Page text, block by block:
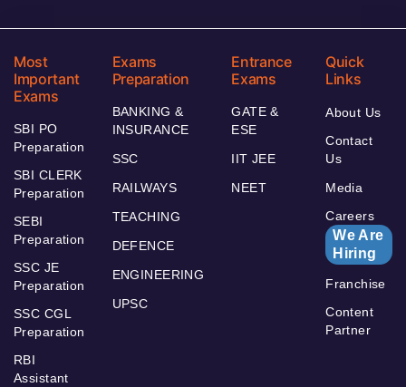
Most
Important
Exams
SBI PO
Preparation
SBI CLERK
Preparation
SEBI
Preparation
SSC JE
Preparation
SSC CGL
Preparation
RBI
Assistant
Exams
Preparation
BANKING &
INSURANCE
SSC
RAILWAYS
TEACHING
DEFENCE
ENGINEERING
UPSC
Entrance
Exams
GATE &
ESE
IIT JEE
NEET
Quick
Links
About Us
Contact
Us
Media
Careers
We Are
Hiring
Franchise
Content
Partner